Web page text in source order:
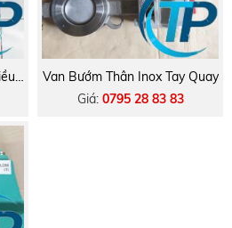
Van Bướm Thân Inox Tay Quay
Giá: 0795 28 83 83